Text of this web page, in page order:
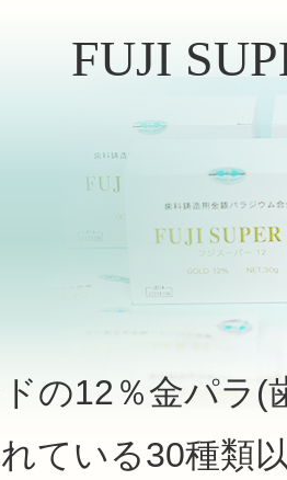
FUJI
の12％金パラ(
ている30種類